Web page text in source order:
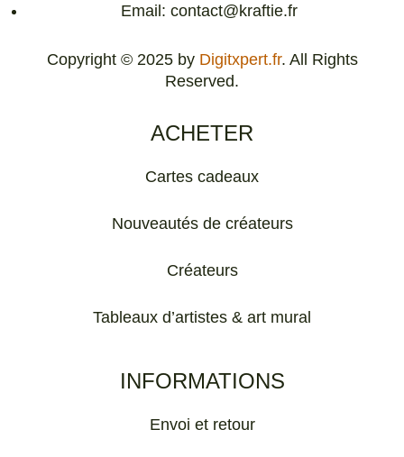
Email: contact@kraftie.fr
Copyright © 2025 by Digitxpert.fr. All Rights
Reserved.
ACHETER
Cartes cadeaux
Nouveautés de créateurs
Créateurs
Tableaux d’artistes & art mural
INFORMATIONS
Envoi et retour